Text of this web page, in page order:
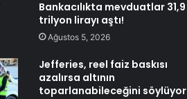
Bankacılıkta mevduatlar 31,9
trilyon lirayı aştı!
Ağustos 5, 2026
Jefferies, reel faiz baskısı
azalırsa altının
toparlanabileceğini söylüyor